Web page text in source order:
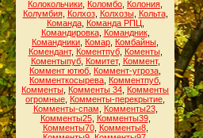
Колокольчики Коломбо Колония
Колумбия, Колхоз, Колхозы, Кольта,
Команда, Команда РПЦ
Командировка, Командник,
Командники Комар Комбайны
Комендант, Коментпуб, Коменты,
Коментыпуб, Комитет, Коммент,
Коммент ютюб Коммент-угроза
Комменткосырева Комментпуб
Комменты Комменты 34 Комменты
огромные Комменты-перекрытие
Комменты-спам
Комменты23,
Комменты25, Комменты39,
Комменты70, Комменты8,